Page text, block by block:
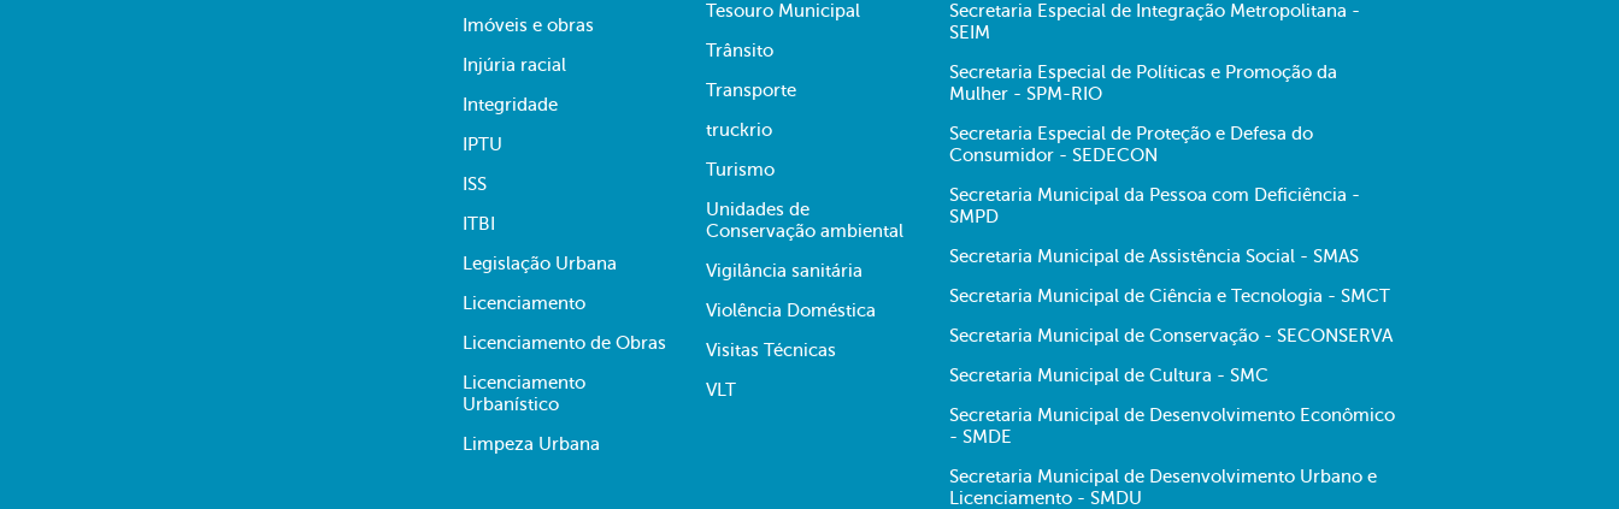
Imóveis e obras
Injúria racial
Integridade
IPTU
ISS
ITBI
Legislação Urbana
Licenciamento
Licenciamento de Obras
Licenciamento
Urbanístico
Limpeza Urbana
Tesouro Municipal
Trânsito
Transporte
truckrio
Turismo
Unidades de
Conservação ambiental
Vigilância sanitária
Violência Doméstica
Visitas Técnicas
VLT
Secretaria Especial de Integração Metropolitana -
SEIM
Secretaria Especial de Políticas e Promoção da
Mulher - SPM-RIO
Secretaria Especial de Proteção e Defesa do
Consumidor - SEDECON
Secretaria Municipal da Pessoa com Deficiência -
SMPD
Secretaria Municipal de Assistência Social - SMAS
Secretaria Municipal de Ciência e Tecnologia - SMCT
Secretaria Municipal de Conservação - SECONSERVA
Secretaria Municipal de Cultura - SMC
Secretaria Municipal de Desenvolvimento Econômico
- SMDE
Secretaria Municipal de Desenvolvimento Urbano e
Licenciamento - SMDU